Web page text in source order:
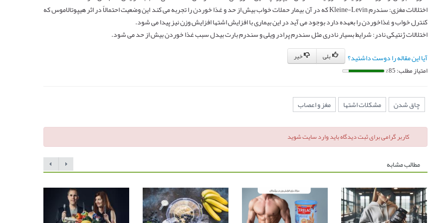
اختلالات مغزی: سندرمKleine-Levinکه در آن بیمار حملات خواب بیش از حد و غذا خوردن را تجربه می کند این وضعیت احتمالاً در اثر هیپوتالاموس که
کنترل خواب و غذاخوردن را بعهده دارد بوجود می آید در این بیماری با افزایش اشتها افزایش وزن نیز پیدا می شود.
اختلالات ژنتیکی نادر: شرایط بسیار نادری مثل سندرم پرادر ویلی و سندرم بارت بیدل سبب غذا خوردن بیش از حد می شود.
آیا این مقاله را دوست داشتید؟
خیر
امتیاز مطلب: 85%
چاق شدن مشکلات اشتها مغز و اعصاب
کاربر گرامی برای ثبت دیدگاه باید وارد سایت شوید
مطالب مشابه